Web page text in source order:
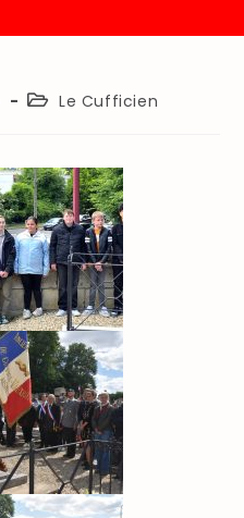
Le Cufficien